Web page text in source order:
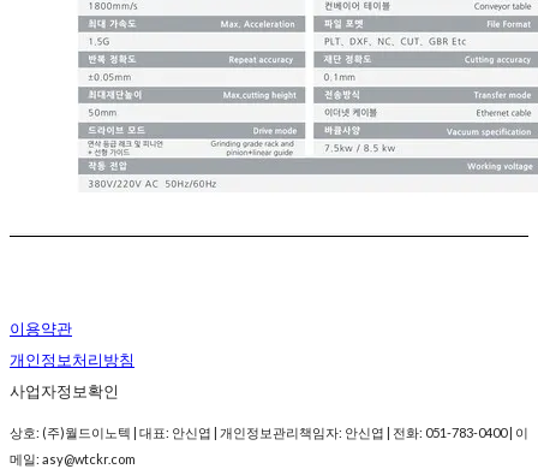
이용약관
개인정보처리방침
사업자정보확인
상호: (주)월드이노텍 | 대표: 안신엽 | 개인정보관리책임자: 안신엽 | 전화: 051-783-0400 | 이
메일: asy@wtckr.com